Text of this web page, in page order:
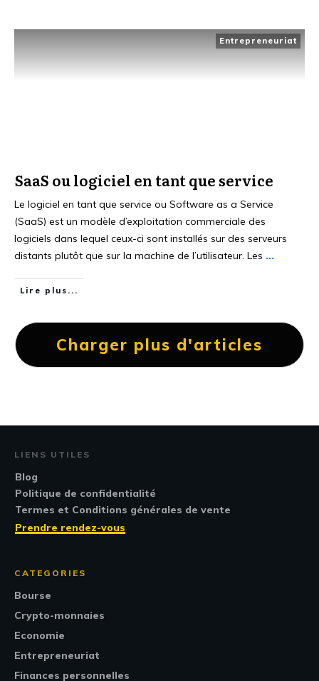
Entrepreneuriat
SaaS ou logiciel en tant que service
Le logiciel en tant que service ou Software as a Service
(SaaS) est un modèle d’exploitation commerciale des
logiciels dans lequel ceux-ci sont installés sur des serveurs
distants plutôt que sur la machine de l’utilisateur. Les ...
Lire plus...
Charger plus d'articles
LIENS UTILES
Blog
Politique de confidentialité
Termes et Conditions générales de vente
Prendre rendez-vous
CATEGORIES
Bourse
Crypto-monnaies
Economie
Entrepreneuriat
Finances personnelles